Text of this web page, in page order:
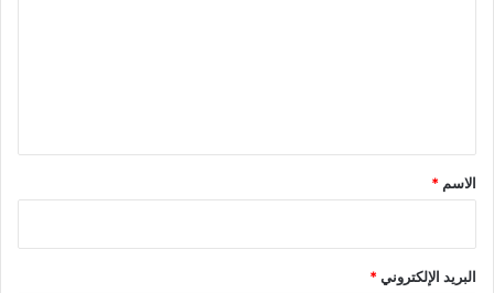
*
الاسم *
البريد الإلكتروني*